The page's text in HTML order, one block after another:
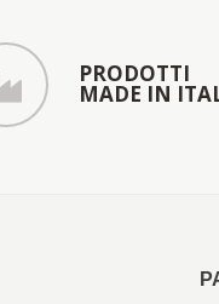
PRODOTTI
MADE IN